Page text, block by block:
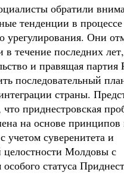
обратили
тенденции в процессе
урегулирования. Они
в течение последних
и правящая партия
последовательный
страны.
приднестровская
на основе принципов
учетом суверенитета и
целостности Молдовы с
статуса